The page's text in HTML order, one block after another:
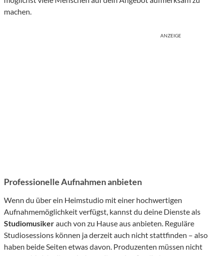
machen.
ANZEIGE
Professionelle Aufnahmen anbieten
Wenn du über ein Heimstudio mit einer hochwertigen
Aufnahmemöglichkeit verfügst, kannst du deine Dienste als
Studiomusikerauch von zu Hause aus anbieten. Reguläre
Studiosessions können ja derzeit auch nicht stattfinden – also
haben beide Seiten etwas davon. Produzenten müssen nicht